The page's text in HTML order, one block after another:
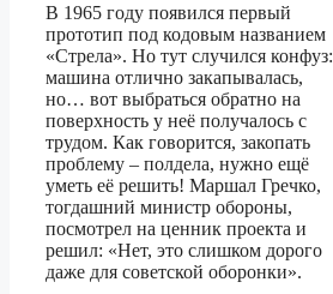
В 1965 году появился первый
прототип под кодовым названием
«Стрела». Но тут случился конфуз:
машина отлично закапывалась,
но… вот выбраться обратно на
поверхность у неё получалось с
трудом. Как говорится, закопать
проблему – полдела, нужно ещё
уметь её решить! Маршал Гречко,
тогдашний министр обороны,
посмотрел на ценник проекта и
решил: «Нет, это слишком дорого
даже для советской оборонки».